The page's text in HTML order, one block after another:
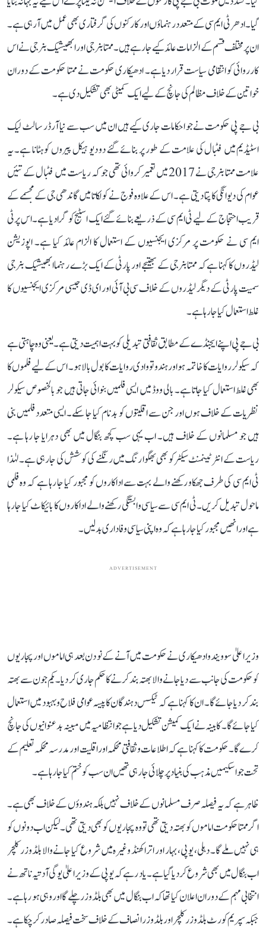
گیا۔ ادھر ٹی ایم سی کے متعدد رہنماؤں اور کارکنوں کی گرفتاری بھی عمل میں آرہی ہے۔
ان پر مختلف قسم کے الزامات عائد کیے جا رہے ہیں۔ ممتا بنرجی اور ابھیشیک بنرجی نے اس
کارروائی کو انتقامی سیاست قرار دیا ہے۔ ادھیکاری حکومت نے ممتا حکومت کے دوران
خواتین کے خلاف مظالم کی جانچ کے لیے ایک کمیٹی بھی تشکیل دی ہے۔
بی جے پی حکومت نے جو احکامات جاری کیے ہیں ان میں سب سے نیا آرڈر سالٹ لیک
اسٹیڈیم میں فٹبال کی علامت کے طور پر بنائے گئے دو دیو ہیکل پیروں کو ہٹانا ہے۔ یہ
علامت ممتا بنرجی نے 2017 میں تعمیر کروائی تھی جو کہ ریاست میں فٹبال کے تئیں
عوام کی دیوانگی کا پتا دیتی ہے۔ اس کے علاوہ فوج نے کولکاتا میں گاندھی جی کے مجسمے کے
قریب احتجاج کے لیے ٹی ایم سی کے ذریعے بنائے گئے ایک اسٹیج کو گرا دیا ہے۔ اس پر ٹی
ایم سی نے حکومت پر مرکزی ایجنسیوں کے استعمال کا الزام عائد کیا ہے۔ اپوزیشن
لیڈروں کا کہنا ہے کہ ممتا بنرجی کے بھتیجے اور پارٹی کے ایک بڑے رہنما ابھیشیک بنرجی
سمیت پارٹی کے دیگر لیڈروں کے خلاف سی بی آئی اور ای ڈی جیسی مرکزی ایجنسیوں کا
غلط استعمال کیا جا رہا ہے۔
بی جے پی اپنے ایجنڈے کے مطابق ثقافتی تبدیلی کو بہت اہمیت دیتی ہے۔ یعنی وہ چاہتی ہے
کہ سیکولر روایات کا خاتمہ ہو اور ہندوتو وادی روایات کا بول بالا ہو۔ اس کے لیے فلموں کا
بھی غلط استعمال کیا جاتا ہے۔ بالی ووڈ میں ایسی فلمیں بنوائی جاتی ہیں جو بالخصوص سیکولر
نظریات کے خلاف ہوں اور جن سے اقلیتوں کو بدنام کیا جا سکے۔ ایسی متعدد فلمیں بنی
ہیں جو مسلمانوں کے خلاف ہیں۔ اب یہی سب کچھ بنگال میں بھی دہرایا جا رہا ہے۔
ریاست کے انٹرٹینمنٹ سیکٹر کو بھی بھگوا رنگ میں رنگنے کی کوشش کی جا رہی ہے۔ لہٰذا
ٹی ایم سی کی طرف جھکاو رکھنے والے بہت سے اداکاروں کو مجبور کیا جا رہا ہے کہ وہ فلمی
ماحول تبدیل کریں۔ ٹی ایم سی سے سیاسی وابستگی رکھنے والے اداکاروں کا بائیکاٹ کیا جا رہا
ہے اور انھیں مجبور کیا جا رہا ہے کہ وہ اپنی سیاسی وفاداری بدلیں۔
ADVERTISEMENT
وزیر اعلیٰ سوویندو ادھیکاری نے حکومت میں آنے کے نو دن بعد ہی اماموں اور پجاریوں
کو حکومت کی جانب سے دیا جانے والا بھتہ بند کرنے کا حکم جاری کر دیا۔ یکم جون سے بھتہ
بند کر دیا جائے گا۔ ان کا کہنا ہے کہ ٹیکس دہندگان کا پیسہ عوامی فلاح و بہبود میں استعمال
کیا جائے گا۔ کابینہ نے ایک کمیشن تشکیل دیا ہے جو انتظامیہ میں مبینہ بدعنوانیوں کی جانچ
کرے گا۔ حکومت کا کہنا ہے کہ اطلاعات و ثقافتی محکمہ اور اقلیت اور مدرسہ محکمہ تعلیم کے
تحت جو اسکیمیں مذہب کی بنیاد پر چلائی جا رہی تھیں ان سب کو ختم کیا جا رہا ہے۔
ظاہر ہے کہ یہ فیصلہ صرف مسلمانوں کے خلاف نہیں بلکہ ہندوؤں کے خلاف بھی ہے۔
اگر ممتا حکومت اماموں کو بھتہ دیتی تھی تو وہ پجاریوں کو بھی دیتی تھی۔ لیکن اب دونوں کو
ہی نہیں ملے گا۔ دہلی، یوپی، بہار اور اتراکھنڈ وغیرہ میں شروع کیا جانے والا بلڈوزر کلچر
اب بنگال میں بھی شروع کر دیا گیا ہے۔ یاد رہے کہ یوپی کے وزیر اعلیٰ یوگی آدتیہ ناتھ نے
انتخابی مہم کے دوران اعلان کیا تھا کہ اب بنگال میں بھی بلڈوزر چلے گا اور وہی ہو رہا ہے۔
جبکہ سپریم کورٹ بلڈوزر کلچر اور بلڈوزر انصاف کے خلاف سخت فیصلہ صادر کر چکا ہے۔